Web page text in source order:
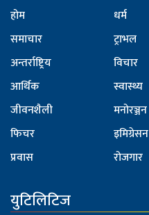
होम
समाचार
अन्तर्राष्ट्रिय
आर्थिक
जीवनशैली
फिचर
प्रवास
धर्म
ट्राभल
विचार
स्वास्थ्य
मनोरञ्जन
इमिग्रेसन
रोजगार
युटिलिटिज